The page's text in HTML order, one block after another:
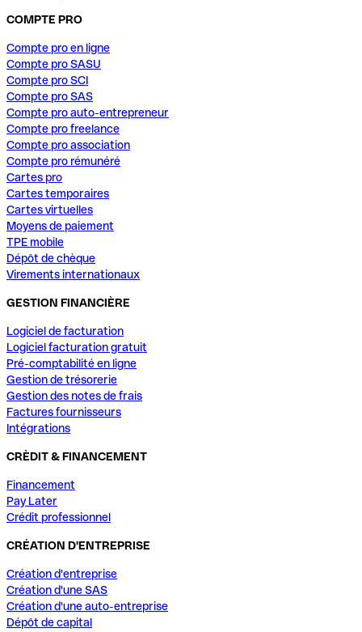
COMPTE PRO
Compte pro en ligne
Compte pro SASU
Compte pro SCI
Compte pro SAS
Compte pro auto-entrepreneur
Compte pro freelance
Compte pro association
Compte pro rémunéré
Cartes pro
Cartes temporaires
Cartes virtuelles
Moyens de paiement
TPE mobile
Dépôt de chèque
Virements internationaux
GESTION FINANCIÈRE
Logiciel de facturation
Logiciel facturation gratuit
Pré-comptabilité en ligne
Gestion de trésorerie
Gestion des notes de frais
Factures fournisseurs
Intégrations
CRÈDIT & FINANCEMENT
Financement
Pay Later
Crédit professionnel
CRÉATION D'ENTREPRISE
Création d'entreprise
Création d'une SAS
Création d'une auto-entreprise
Dépôt de capital